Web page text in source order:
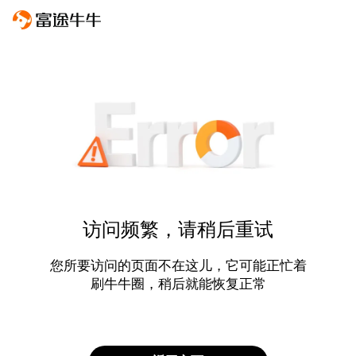
访问频繁，请稍后重试
您所要访问的页面不在这儿，它可能正忙着
刷牛牛圈，稍后就能恢复正常